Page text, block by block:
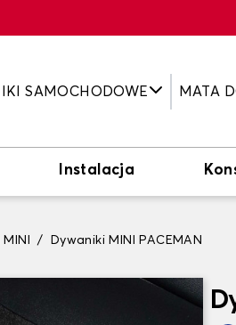
SAMOCHODOWE MATA
Instalacja
Dywaniki MINI PACEMAN